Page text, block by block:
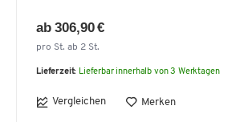
ab 306,90 €
pro St. ab 2 St.
Lieferzeit: Lieferbar innerhalb von 3 Werktagen
Vergleichen Merken